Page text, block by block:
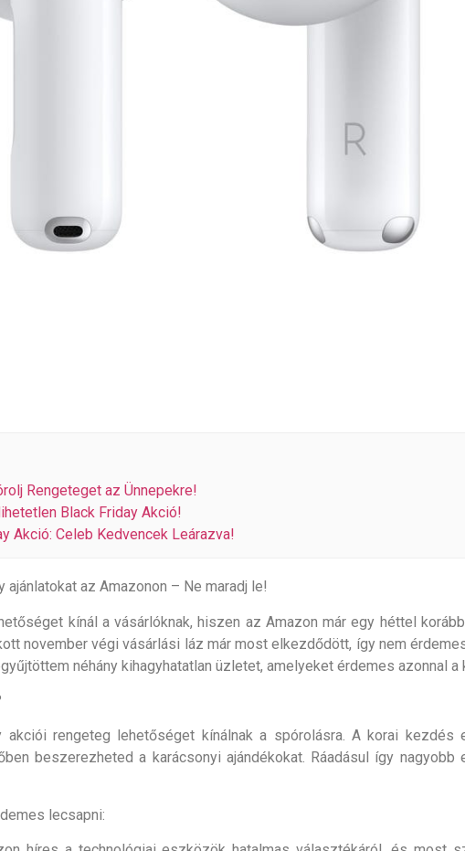
Rengeteget az Ünnepekre!
Black Friday Akció!
Akció: Celeb Kedvencek Leárazva!
az Amazonon – Ne maradj le!
kínál a vásárlóknak, hiszen az Amazon már egy héttel
november végi vásárlási láz már most elkezdődött, így nem
néhány kihagyhatatlan üzletet, amelyeket érdemes azonnal a
rengeteg lehetőséget kínálnak a spórolásra. A korai kezdés
beszerezheted a karácsonyi ajándékokat. Ráadásul így
lecsapni: